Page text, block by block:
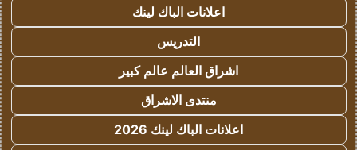
اعلانات الباك لينك
التدريس
اشراق العالم عالم كبير
منتدى الاشراق
اعلانات الباك لينك 2026